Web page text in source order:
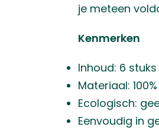
je meteen
Kenmerken
Inhoud: 6
Materiaal:
Ecologisch:
Eenvoudig in